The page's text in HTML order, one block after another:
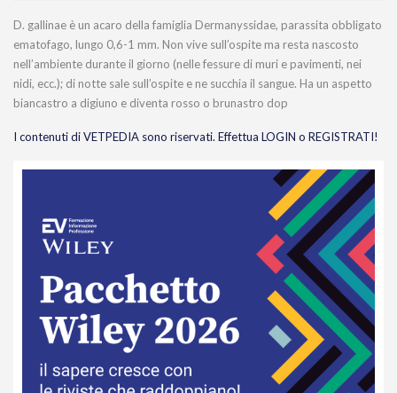
D. gallinae è un acaro della famiglia Dermanyssidae, parassita obbligato
ematofago, lungo 0,6-1 mm. Non vive sull’ospite ma resta nascosto
nell’ambiente durante il giorno (nelle fessure di muri e pavimenti, nei
nidi, ecc.); di notte sale sull’ospite e ne succhia il sangue. Ha un aspetto
biancastro a digiuno e diventa rosso o brunastro dop
I contenuti di VETPEDIA sono riservati. Effettua LOGIN o REGISTRATI!